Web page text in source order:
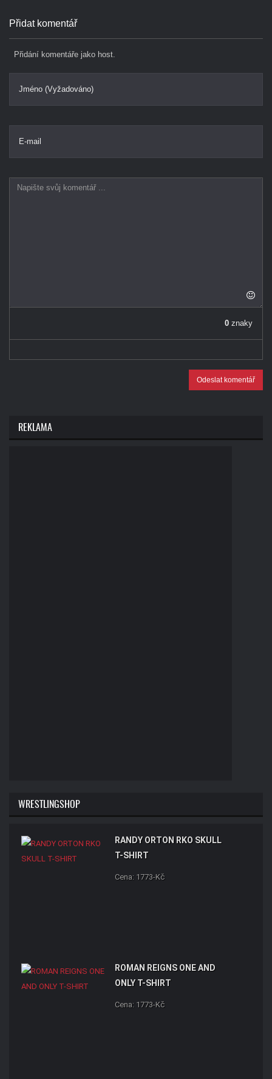
Přidat komentář
Přidání komentáře jako host.
Jméno (Vyžadováno)
E-mail
0 znaky
Odeslat komentář
REKLAMA
WRESTLINGSHOP
RANDY ORTON RKO SKULL
T-SHIRT
Cena: 1773-Kč
ROMAN REIGNS ONE AND
ONLY T-SHIRT
Cena: 1773-Kč